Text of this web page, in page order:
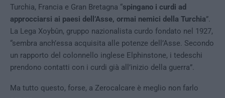
Turchia, Francia e Gran Bretagna “spingano i curdi ad
approcciarsi ai paesi dell’Asse, ormai nemici della Turchia”.
La Lega Xoybûn, gruppo nazionalista curdo fondato nel 1927,
“sembra anch’essa acquisita alle potenze dell’Asse. Secondo
un rapporto del colonnello inglese Elphinstone, i tedeschi
prendono contatti con i curdi già all’inizio della guerra”.
Ma tutto questo, forse, a Zerocalcare è meglio non farlo